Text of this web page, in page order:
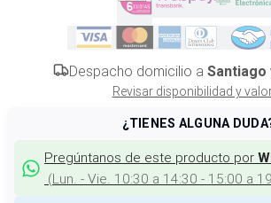
Despacho domicilio a Santiago
Revisar disponibilidad y
¿TIENES ALGUNA
Pregúntanos de este producto por
(Lun. - Vie. 10:30 a 14:30 - 15:00 a